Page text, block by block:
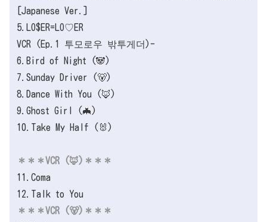
[Japanese Ver.]
5.LO$ER=LO♡ER
VCR (Ep.1 투모로우 밖투게더)-
6.Bird of Night (🐼)
7.Sunday Driver (🐻)
8.Dance With You (🦊)
9.Ghost Girl (🦇)
10.Take My Half (🐰)
＊＊＊VCR (🦊)＊＊＊
11.Coma
12.Talk to You
＊＊＊VCR (🐻)＊＊＊